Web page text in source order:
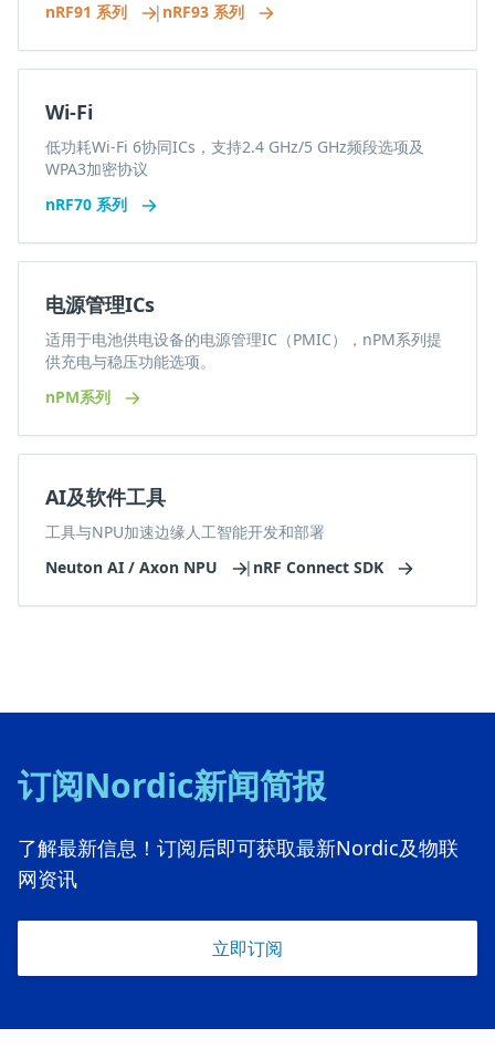
nRF91 系列
| nRF93 系列
Wi-Fi
低功耗Wi-Fi 6协同ICs，支持2.4 GHz/5 GHz频段选项及
WPA3加密协议
nRF70 系列
电源管理ICs
适用于电池供电设备的电源管理IC（PMIC），nPM系列提
供充电与稳压功能选项。
nPM系列
AI及软件工具
工具与NPU加速边缘人工智能开发和部署
Neuton AI / Axon NPU
| nRF Connect SDK
订阅Nordic新闻简报
了解最新信息！订阅后即可获取最新Nordic及物联
网资讯
立即订阅